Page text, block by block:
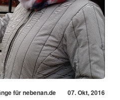
für nebenan.de 07. Okt, 2016